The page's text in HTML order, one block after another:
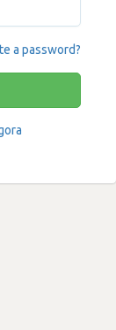
a password?